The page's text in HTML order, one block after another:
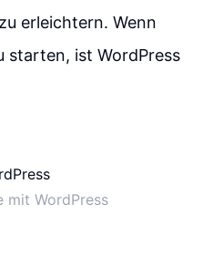
erleichtern. Wenn
starten, ist WordPress
mit WordPress